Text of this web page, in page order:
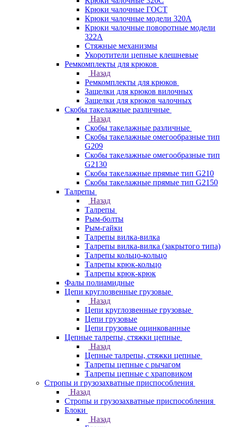
Крюки чалочные ГОСТ
Крюки чалочные модели 320А
Крюки чалочные поворотные модели
322А
Стяжные механизмы
Укоротители цепные клешневые
Ремкомплекты для крюков
Назад
Ремкомплекты для крюков
Защелки для крюков вилочных
Защелки для крюков чалочных
Скобы такелажные различные
Назад
Скобы такелажные различные
Скобы такелажные омегообразные тип
G209
Скобы такелажные омегообразные тип
G2130
Скобы такелажные прямые тип G210
Скобы такелажные прямые тип G2150
Талрепы
Назад
Талрепы
Рым-болты
Рым-гайки
Талрепы вилка-вилка
Талрепы вилка-вилка (закрытого типа)
Талрепы кольцо-кольцо
Талрепы крюк-кольцо
Талрепы крюк-крюк
Фалы полиамидные
Цепи круглозвенные грузовые
Назад
Цепи круглозвенные грузовые
Цепи грузовые
Цепи грузовые оцинкованные
Цепные талрепы, стяжки цепные
Назад
Цепные талрепы, стяжки цепные
Талрепы цепные с рычагом
Талрепы цепные с храповиком
Стропы и грузозахватные приспособления
Назад
Стропы и грузозахватные приспособления
Блоки
Назад